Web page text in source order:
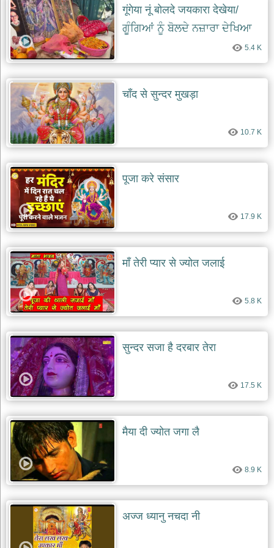
गूंगेया नूं बोलदे जयकारा देखेया/
ਗੂੰਗਿਆਂ ਨੂੰ ਬੋਲਦੇ ਨਜ਼ਾਰਾ ਦੇਖਿਆ
5.4 K
चाँद से सुन्दर मुखड़ा
10.7 K
पूजा करे संसार
17.9 K
माँ तेरी प्यार से ज्योत जलाई
5.8 K
सुन्दर सजा है दरबार तेरा
17.5 K
मैया दी ज्योत जगा लै
8.9 K
अज्ज ध्यानु नचदा नी